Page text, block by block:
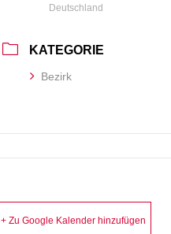
Deutschland
KATEGORIE
Bezirk
+ Zu Google Kalender hinzufügen